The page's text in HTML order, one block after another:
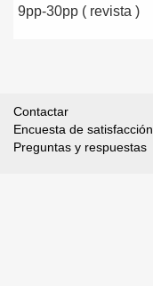
9pp-30pp ( revista )
Contactar
Encuesta de satisfacción
Preguntas y respuestas